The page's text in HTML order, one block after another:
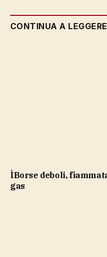
CONTINUA A LEGGERE
ìBorse deboli, fiammata dei prezzi di petrolio e
gas